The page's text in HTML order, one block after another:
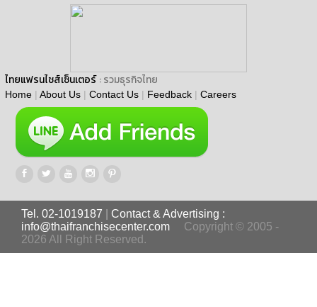
ไทยแฟรนไชส์เซ็นเตอร์ : รวมธุรกิจไทย
Home | About Us | Contact Us | Feedback | Careers
Tel. 02-1019187
Contact & Advertising :
info@thaifranchisecenter.com
Copyright © 2005 -
2026 All Right Reserved.